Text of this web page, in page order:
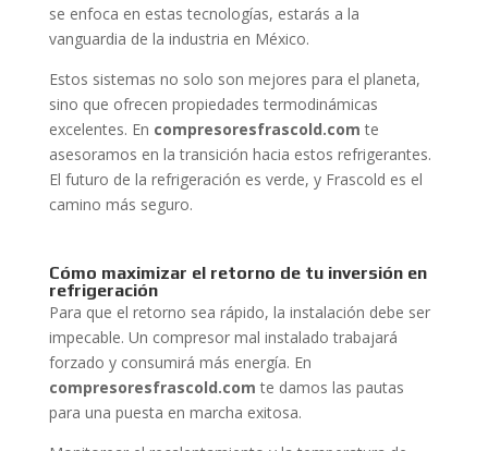
se enfoca en estas tecnologías, estarás a la
vanguardia de la industria en México.
Estos sistemas no solo son mejores para el planeta,
sino que ofrecen propiedades termodinámicas
excelentes. En compresoresfrascold.com te
asesoramos en la transición hacia estos refrigerantes.
El futuro de la refrigeración es verde, y Frascold es el
camino más seguro.
Cómo maximizar el retorno de tu inversión en
refrigeración
Para que el retorno sea rápido, la instalación debe ser
impecable. Un compresor mal instalado trabajará
forzado y consumirá más energía. En
compresoresfrascold.com te damos las pautas
para una puesta en marcha exitosa.